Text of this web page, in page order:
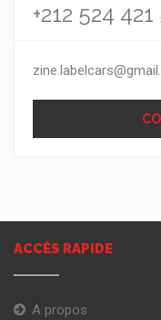
+212 524 421
ACCÈS RAPIDE
A propos